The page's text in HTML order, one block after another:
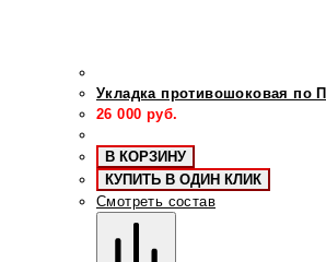
Укладка противошоковая по
26 000 руб.
В КОРЗИНУ
КУПИТЬ В ОДИН КЛИК
Смотреть состав